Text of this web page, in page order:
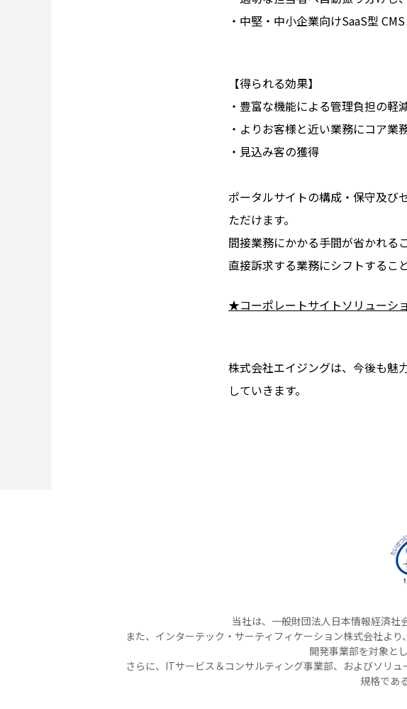
・中堅・中小企業向けSaaS型 CMS
【得られる効果】
・豊富な機能による管理負担の軽
・よりお客様と近い業務にコア業
・見込み客の獲得
ポータルサイトの構成・保守及び
ただけます。
間接業務にかかる手間が省かれる
直接訴求する業務にシフトするこ
★コーポレートサイトソリューシ
株式会社エイジングは、今後も魅
していきます。
当社は、一般財団法人日本情報経済社
また、インターテック・サーティフィケーション株式会社よ
開発事業部を対象と
さらに、ITサービス＆コンサルティング事業部、およびソリ
規格であ